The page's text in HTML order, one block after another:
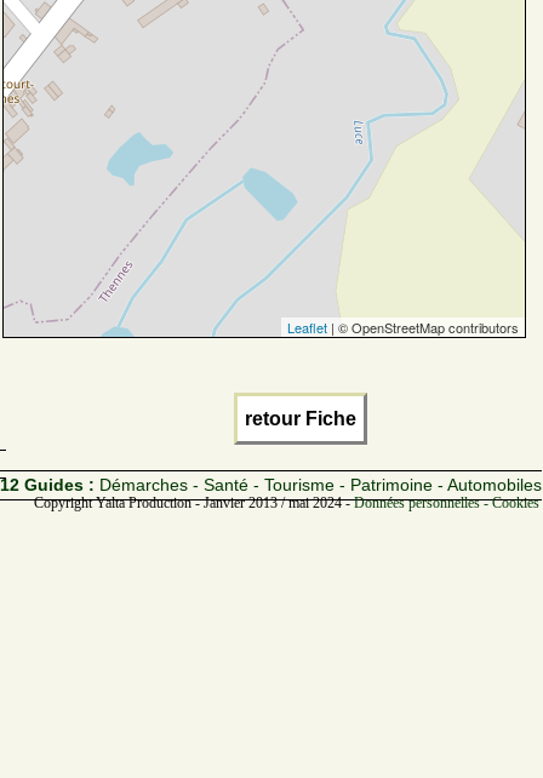
Leaflet | © OpenStreetMap contributors
retour Fiche
12 Guides : Démarches - Santé - Tourisme - Patrimoine - Automobiles
Copyright Yalta Production - Janvier 2013 / mai 2024 -Données personnelles -